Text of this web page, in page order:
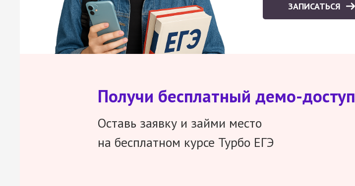
ЗАПИСАТЬСЯ
Получи бесплатный демо-доступ
Оставь заявку и займи место
на бесплатном курсе Турбо ЕГЭ